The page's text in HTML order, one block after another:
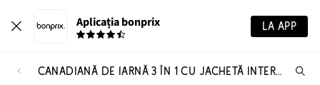
Aplicația bonprix LA APP
CANADIANĂ DE IARNĂ 3 ÎN 1 CU JACHETĂ INTERIOARĂ DIN FLEECE, DETAȘABILĂ